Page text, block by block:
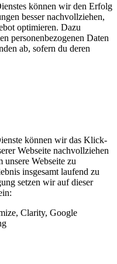
können wir den Erfolg
besser nachvollziehen,
optimieren. Dazu
personenbezogenen Daten
ab, sofern du deren
können wir das Klick-
Webseite nachvollziehen
unsere Webseite zu
insgesamt laufend zu
setzen wir auf dieser
Clarity, Google